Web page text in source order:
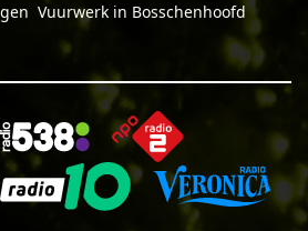
Vuurwerk in Bosschenhoofd